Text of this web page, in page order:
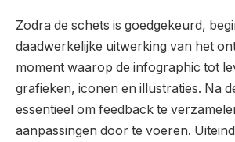
Zodra de schets is goedgekeurd,
daadwerkelijke uitwerking van het
moment waarop de infographic tot
grafieken, iconen en illustraties. Na
essentieel om feedback te
aanpassingen door te voeren.